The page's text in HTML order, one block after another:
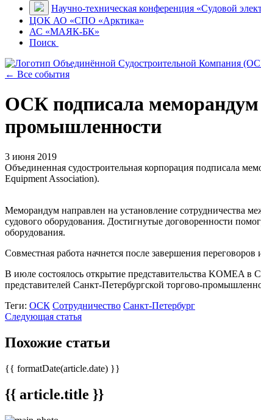
Научно-техническая конференция «Судовой
ЦОК АО «СПО «Арктика»
АС «МАЯК-БК»
Поиск
← Все события
ОСК подписала меморандум
промышленности
3 июня 2019
Объединенная судостроительная корпорация подписала
Equipment Association).
Меморандум направлен на установление сотрудничества
судового оборудования. Достигнутые договоренности
оборудования.
Совместная работа начнется после завершения
В июле состоялось открытие представительства KOMEA
представителей Санкт-Петербургской торгово-
Теги: ОСК Сотрудничество Санкт-Петербург
Следующая статья
Похожие статьи
{{ formatDate(article.date) }}
{{ article.title }}